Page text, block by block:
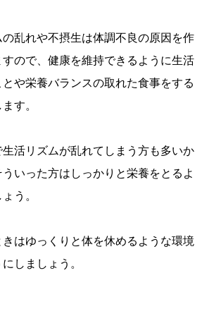
の乱れや不摂生は体調不良の原因を作
すので、健康を維持できるように生活
や栄養バランスの取れた食事をする
す。
活リズムが乱れてしまう方も多いか
いった方はしっかりと栄養をとるよ
う。
はゆっくりと体を休めるような環境
しましょう。